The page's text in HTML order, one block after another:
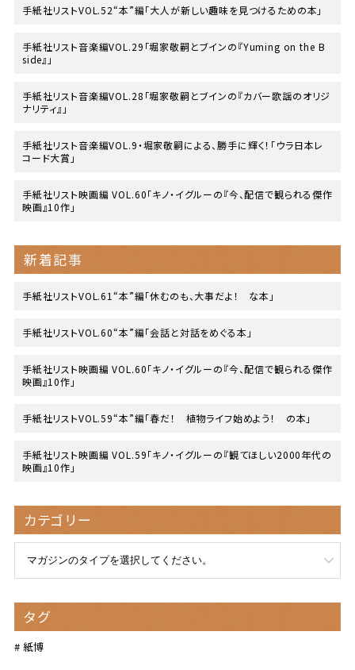
手紙社リストVOL.52“本”編「大人が新しい趣味を見つけるための本」
手紙社リスト音楽編VOL.29「堀家敬嗣とブインの『Yuming on the B
side』」
手紙社リスト音楽編VOL.28「堀家敬嗣とブインの『カバー歌謡のオリジ
ナリティ』」
手紙社リスト音楽編VOL.9・堀家敬嗣による、勝手に輝く！「ウラ日本レ
コード大賞」
手紙社リスト映画編 VOL.60「キノ・イグルーの『今、配信で観られる傑作
映画』10作」
新着記事
手紙社リストVOL.61“本”編「休むのも、大事だよ！ な本」
手紙社リストVOL.60“本”編「会話と対話をめぐる本」
手紙社リスト映画編 VOL.60「キノ・イグルーの『今、配信で観られる傑作
映画』10作」
手紙社リストVOL.59“本”編「春だ！ 植物ライフ始めよう！ の本」
手紙社リスト映画編 VOL.59「キノ・イグルーの『観てほしい2000年代の
映画』10作」
カテゴリー
タグ
紙博